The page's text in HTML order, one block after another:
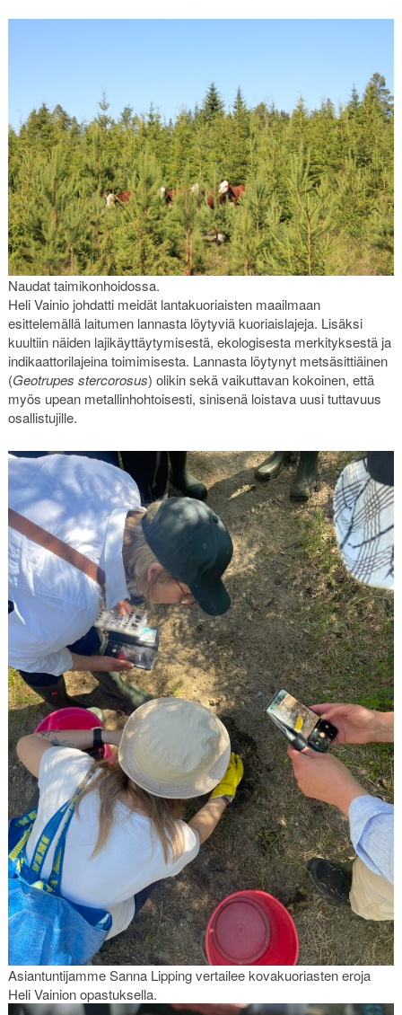
Naudat taimikonhoidossa.
Heli Vainio johdatti meidät lantakuoriaisten maailmaan
esittelemällä laitumen lannasta löytyviä kuoriaislajeja. Lisäksi
kuultiin näiden lajikäyttäytymisestä, ekologisesta merkityksestä ja
indikaattorilajeina toimimisesta. Lannasta löytynyt metsäsittiäinen
(Geotrupes stercorosus) olikin sekä vaikuttavan kokoinen, että
myös upean metallinhohtoisesti, sinisenä loistava uusi tuttavuus
osallistujille.
Asiantuntijamme Sanna Lipping vertailee kovakuoriasten eroja
Heli Vainion opastuksella.